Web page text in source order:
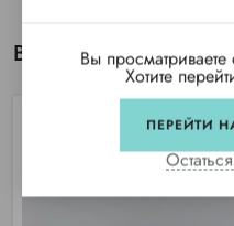
Вы просматривали
Вы
Хотите
ПЕРЕЙТИ